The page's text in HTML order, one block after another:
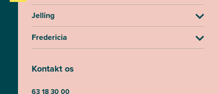
Jelling
Fredericia
Kontakt os
63 18 30 00